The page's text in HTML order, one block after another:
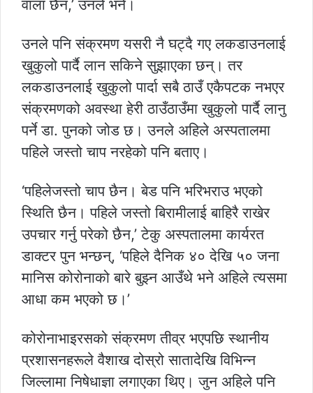
वाला छैन,’ उनले भने।
उनले पनि संक्रमण यसरी नै घट्दै गए लकडाउनलाई
खुकुलो पार्दै लान सकिने सुझाएका छन्। तर
लकडाउनलाई खुकुलो पार्दा सबै ठाउँ एकैपटक नभएर
संक्रमणको अवस्था हेरी ठाउँठाउँमा खुकुलो पार्दै लानु
पर्ने डा. पुनको जोड छ। उनले अहिले अस्पतालमा
पहिले जस्तो चाप नरहेको पनि बताए।
‘पहिलेजस्तो चाप छैन। बेड पनि भरिभराउ भएको
स्थिति छैन। पहिले जस्तो बिरामीलाई बाहिरै राखेर
उपचार गर्नु परेको छैन,’ टेकु अस्पतालमा कार्यरत
डाक्टर पुन भन्छन्, ‘पहिले दैनिक ४० देखि ५० जना
मानिस कोरोनाको बारे बुझ्न आउँथे भने अहिले त्यसमा
आधा कम भएको छ।’
कोरोनाभाइरसको संक्रमण तीव्र भएपछि स्थानीय
प्रशासनहरूले वैशाख दोस्रो सातादेखि विभिन्न
जिल्लामा निषेधाज्ञा लगाएका थिए। जुन अहिले पनि